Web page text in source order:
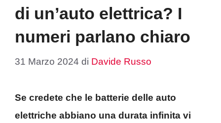
di un’auto elettrica? I
numeri parlano chiaro
31 Marzo 2024 di Davide Russo
Se credete che le batterie delle auto
elettriche abbiano una durata infinita vi